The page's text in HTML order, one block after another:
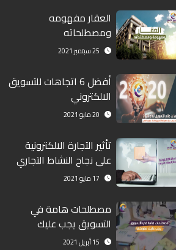
العقار مفهومه
ومصطلحاته
25 سبتمبر 2021
أفضل 6 اتجاهات للتسويق
الالكتروني
20 مايو 2021
تأثير التجارة الالكترونية
على نجاح النشاط التجاري
17 مايو 2021
مصطلحات هامة في
التسويق يجب عليك
معرفتها
15 أبريل 2021